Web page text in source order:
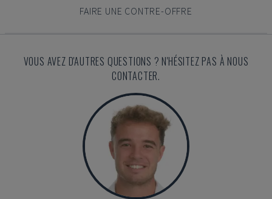
FAIRE UNE CONTRE-OFFRE
VOUS AVEZ D'AUTRES QUESTIONS ? N'HÉSITEZ PAS À NOUS
CONTACTER.